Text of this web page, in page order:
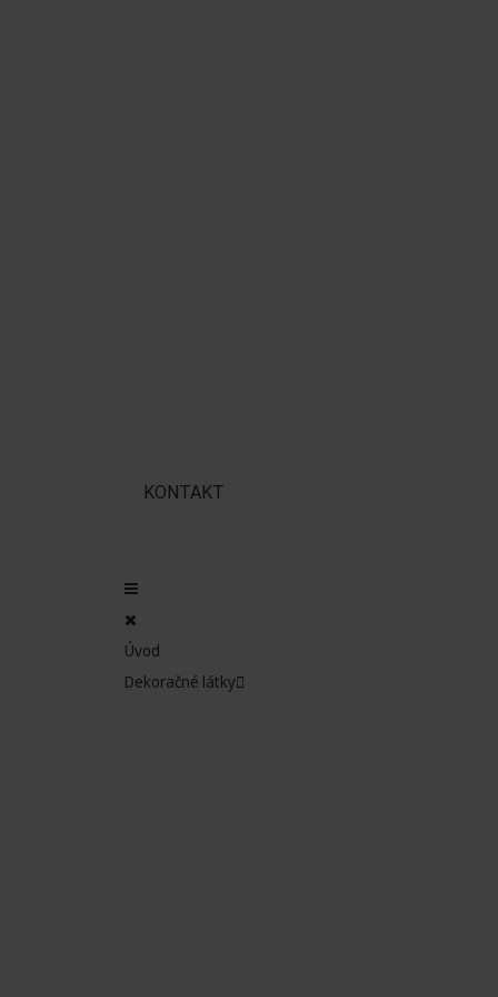
KONTAKT
Úvod
Dekoračné látky